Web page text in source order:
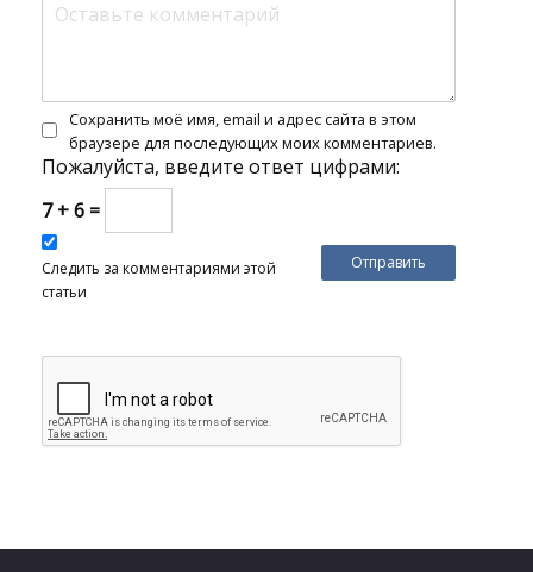
Сохранить моё имя, email и адрес сайта в этом
браузере для последующих моих комментариев.
Пожалуйста, введите ответ цифрами:
7 + 6 =
Следить за комментариями этой
статьи